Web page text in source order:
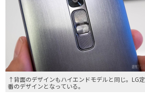
↑背面のデザインもハイエンドモデルと同じ。LG定
番のデザインとなっている。